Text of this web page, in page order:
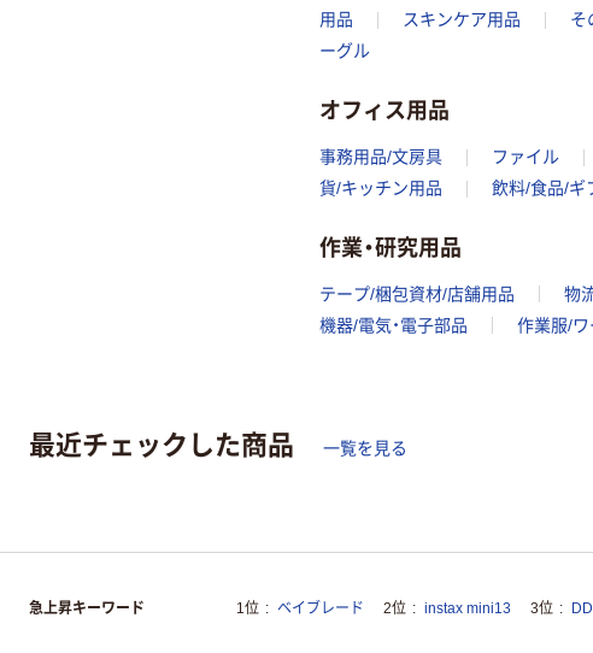
用品
スキンケア用品 そ
ーグル
オフィス用品
事務用品/文房具 ファイル
貨/キッチン用品
飲料/食品/ギ
作業・研究用品
テープ/梱包資材/店舗用品 物
機器/電気・電子部品
作業服/
最近チェックした商品 一覧を見る
急上昇キーワード 1位 ベイブレード 2位 instax mini13 3位